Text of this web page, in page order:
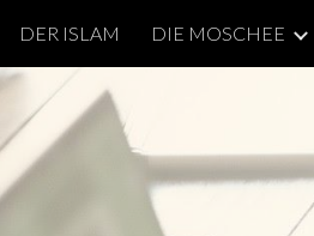
Skip to navigation
DER ISLAM DIE MOSCHEE